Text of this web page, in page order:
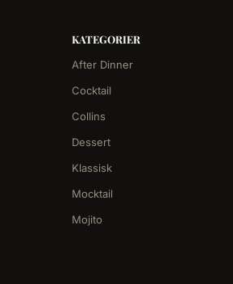
KATEGORIER
After Dinner
Cocktail
Collins
Dessert
Klassisk
Mocktail
Mojito